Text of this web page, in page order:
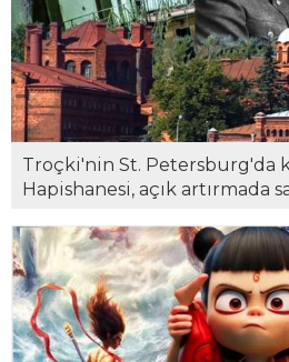
Troçki'nin St. Petersburg'da
Hapishanesi, açık artırmada